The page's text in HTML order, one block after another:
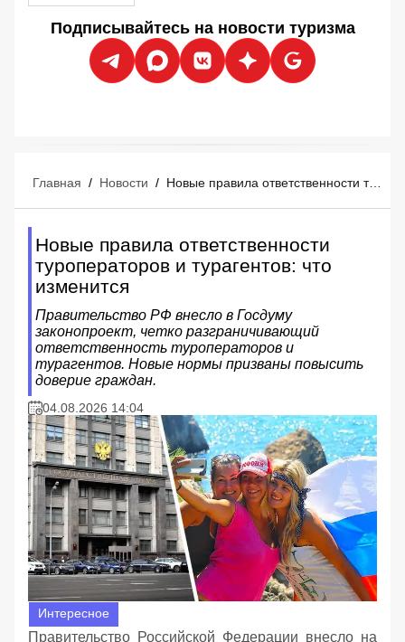
Подписывайтесь на новости туризма
Главная / Новости / Новые правила ответственности туроператоров и турагентов: что изменится
Новые правила ответственности
туроператоров и турагентов: что
изменится
Правительство РФ внесло в Госдуму
законопроект, четко разграничивающий
ответственность туроператоров и
турагентов. Новые нормы призваны повысить
доверие граждан.
04.08.2026 14:04
Интересное
Правительство Российской Федерации внесло на